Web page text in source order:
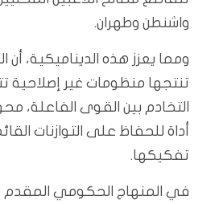
واشنطن وطهران.
ومما يعزز هذه الديناميكية،
تنتجها منظومات غير إصلاحية
التخادم بين القوى الفاعلة،
أداة للحفاظ على التوازنات
تفكيكها.
في المنهاج الحكومي المقدم